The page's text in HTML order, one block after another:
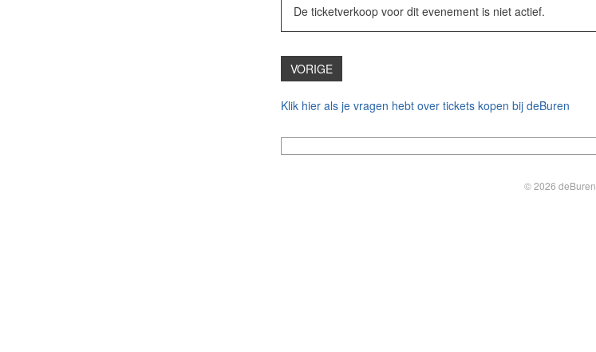
De ticketverkoop voor dit evenement is niet actief.
VORIGE
Klik hier als je vragen hebt over tickets kopen bij deBuren
© 2026 deBuren